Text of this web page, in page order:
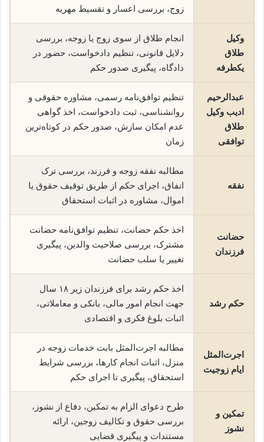
زوج، بررسی اعسار و تقسیط مهریه
وکیل
طلاق
یکطرفه
انجام طلاق از سوی زوج یا زوجه، بررسی
دلایل قانونی، تنظیم دادخواست، حضور در
دادگاه، پیگیری صدور حکم
عبدالرحیم
ادیب وکیل
طلاق
توافقی
تنظیم توافق‌نامه رسمی، مشاوره حقوقی و
روانشناسی، ثبت دادخواست، اخذ گواهی
عدم امکان سازش، صدور حکم در کوتاه‌ترین
زمان
نفقه
مطالبه نفقه زوجه و فرزند، بررسی ترک
انفاق، اجرای حکم از طریق توقیف حقوق یا
اموال، مشاوره در اثبات استحقاق
حضانت
فرزندان
اخذ حکم حضانت، تنظیم توافق‌نامه حضانت
مشترک، بررسی صلاحیت والدین، پیگیری
تغییر یا سلب حضانت
حکم رشد
اخذ حکم رشد برای فرزندان زیر ۱۸ سال
جهت انجام امور مالی، بانکی و معاملاتی،
اثبات بلوغ فکری و اقتصادی
اجرت‌المثل
ایام زوجیت
مطالبه اجرت‌المثل بابت خدمات زوجه در
منزل، اثبات انجام کارها، بررسی شرایط
استحقاق، پیگیری تا اجرای حکم
تمکین و
نشوز
طرح دعوای الزام به تمکین، دفاع از نشوز،
بررسی حقوق و تکالیف زوجین، ارائه
مستندات و پیگیری قضایی